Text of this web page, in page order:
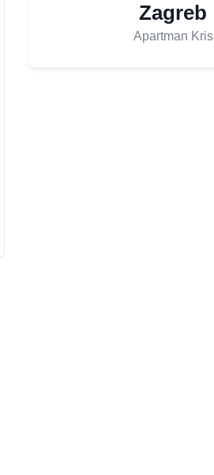
Zagreb
Apartman Kris